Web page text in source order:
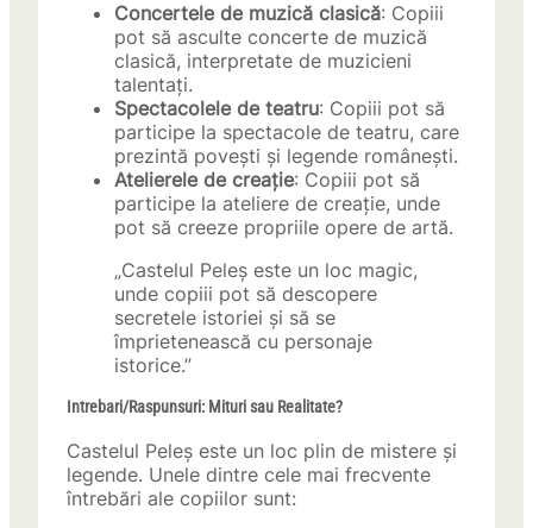
Concertele de muzică clasică: Copiii
pot să asculte concerte de muzică
clasică, interpretate de muzicieni
talentați.
Spectacolele de teatru: Copiii pot să
participe la spectacole de teatru, care
prezintă povești și legende românești.
Atelierele de creație: Copiii pot să
participe la ateliere de creație, unde
pot să creeze propriile opere de artă.
„Castelul Peleș este un loc magic,
unde copiii pot să descopere
secretele istoriei și să se
împrietenească cu personaje
istorice.”
Intrebari/Raspunsuri: Mituri sau Realitate?
Castelul Peleș este un loc plin de mistere și
legende. Unele dintre cele mai frecvente
întrebări ale copiilor sunt: